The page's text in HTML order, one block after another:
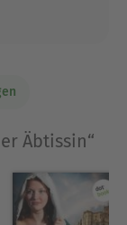
Äbtissin“